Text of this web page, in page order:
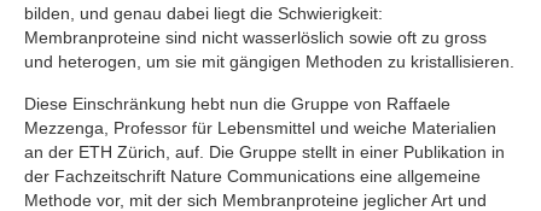
bilden, und genau dabei liegt die Schwierigkeit:
Membranproteine sind nicht wasserlöslich sowie oft zu gross
und heterogen, um sie mit gängigen Methoden zu kristallisieren.
Diese Einschränkung hebt nun die Gruppe von Raffaele
Mezzenga, Professor für Lebensmittel und weiche Materialien
an der ETH Zürich, auf. Die Gruppe stellt in einer Publikation in
der Fachzeitschrift Nature Communications eine allgemeine
Methode vor, mit der sich Membranproteine jeglicher Art und